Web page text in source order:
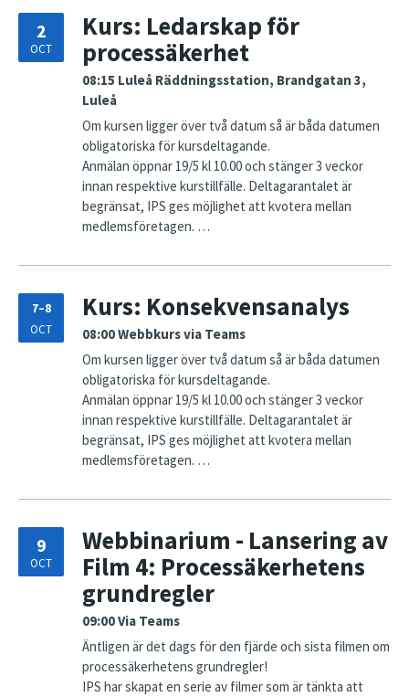
2
OCT
Kurs: Ledarskap för
processäkerhet
08:15 Luleå Räddningsstation, Brandgatan 3,
Luleå
Om kursen ligger över två datum så är båda datumen
obligatoriska för kursdeltagande.
Anmälan öppnar 19/5 kl 10.00 och stänger 3 veckor
innan respektive kurstillfälle. Deltagarantalet är
begränsat, IPS ges möjlighet att kvotera mellan
medlemsföretagen. …
7–8
OCT
Kurs: Konsekvensanalys
08:00Webbkurs via Teams
Om kursen ligger över två datum så är båda datumen
obligatoriska för kursdeltagande.
Anmälan öppnar 19/5 kl 10.00 och stänger 3 veckor
innan respektive kurstillfälle. Deltagarantalet är
begränsat, IPS ges möjlighet att kvotera mellan
medlemsföretagen. …
9
OCT
Webbinarium - Lansering av
Film 4: Processäkerhetens
grundregler
09:00Via Teams
Äntligen är det dags för den fjärde och sista filmen om
processäkerhetens grundregler!
IPS har skapat en serie av filmer som är tänkta att